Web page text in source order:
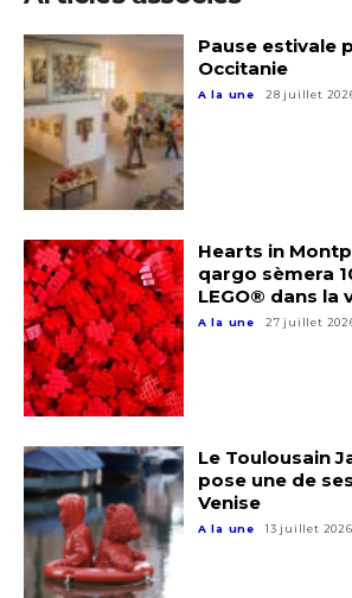
Adresse email*
Nom
Prénom
Statut / Organisation
J'accepte lestermes et conditions
* Champ obligatoire
Adresse email*
Nom
Prénom
Statut / Organisation
Pause estivale
Occitanie
A la une 28 juillet
Hearts in
qargo sèmera
LEGO® dans la
A la une 27 juillet
Le Toulousain
pose une de
Venise
A la une 13 juillet 2026